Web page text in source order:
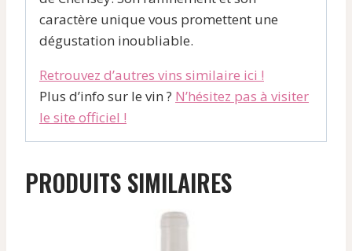
caractère unique vous promettent une
dégustation inoubliable.
Retrouvez d’autres vins similaire ici !
Plus d’info sur le vin ? N’hésitez pas à visiter
le site officiel !
PRODUITS SIMILAIRES